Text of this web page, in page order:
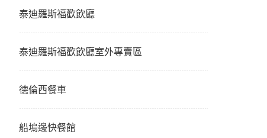
泰迪羅斯福歡飲廳
泰迪羅斯福歡飲廳室外專賣區
德倫西餐車
船塢邊快餐館